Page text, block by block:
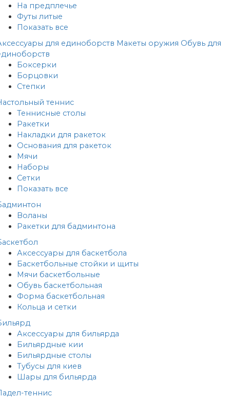
На предплечье
Футы литые
Показать все
для единоборств Макеты оружия Обувь для
Боксерки
Борцовки
Степки
теннис
Теннисные столы
Ракетки
Накладки для ракеток
Основания для ракеток
Мячи
Наборы
Сетки
Показать все
Воланы
Ракетки для бадминтона
Аксессуары для баскетбола
Баскетбольные стойки и щиты
Мячи баскетбольные
Обувь баскетбольная
Форма баскетбольная
Кольца и сетки
Аксессуары для бильярда
Бильярдные кии
Бильярдные столы
Тубусы для киев
Шары для бильярда
теннис